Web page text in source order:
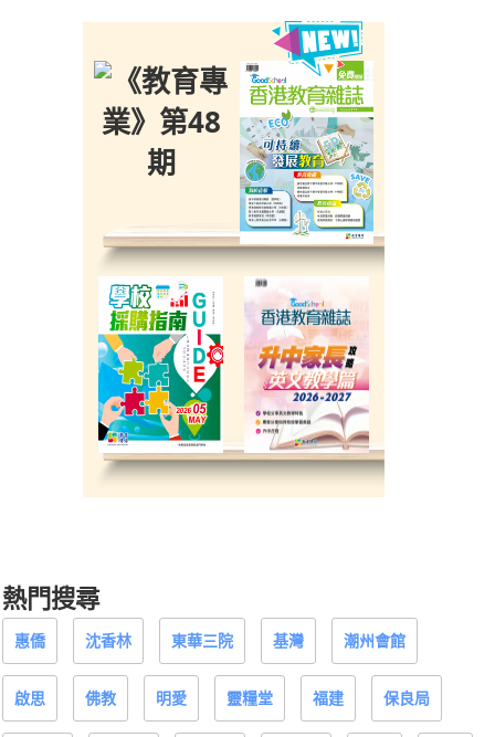
熱門搜尋
惠僑 沈香林 東華三院 基灣 潮州會館
啟思 佛教 明愛 靈糧堂 福建 保良局